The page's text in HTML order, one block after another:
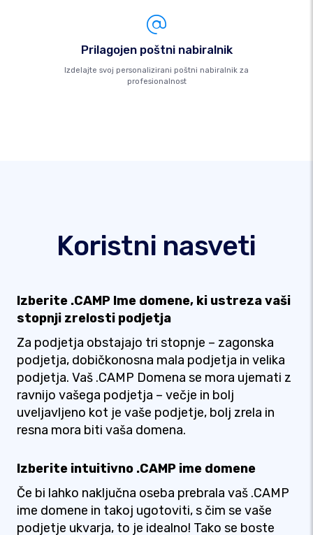
Prilagojen poštni nabiralnik
Izdelajte svoj personalizirani poštni nabiralnik za
profesionalnost
Koristni nasveti
Izberite .CAMP Ime domene, ki ustreza vaši
stopnji zrelosti podjetja
Za podjetja obstajajo tri stopnje – zagonska
podjetja, dobičkonosna mala podjetja in velika
podjetja. Vaš .CAMP Domena se mora ujemati z
ravnijo vašega podjetja – večje in bolj
uveljavljeno kot je vaše podjetje, bolj zrela in
resna mora biti vaša domena.
Izberite intuitivno .CAMP ime domene
Če bi lahko naključna oseba prebrala vaš .CAMP
ime domene in takoj ugotoviti, s čim se vaše
podjetje ukvarja, to je idealno! Tako se boste